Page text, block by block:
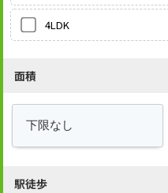
4LDK
面積
駅徒歩